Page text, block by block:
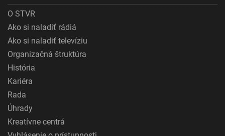
O STVR
Ako si naladiť rádiá
Ako si naladiť televíziu
Organizačná štruktúra
História
Kariéra
Rada
Úhrady
Kreatívne centrá